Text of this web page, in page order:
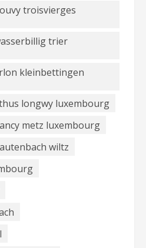
troisvierges
trier
kleinbettingen
longwy luxembourg
metz luxembourg
wiltz